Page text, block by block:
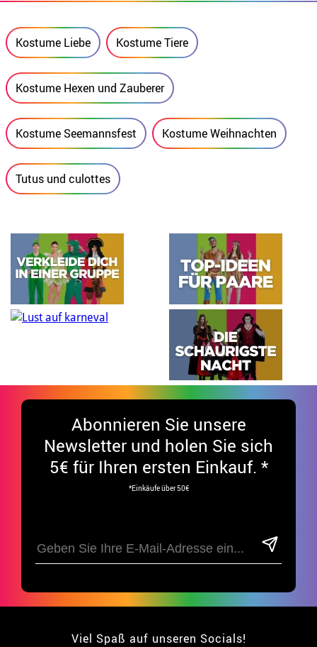
Kostume Liebe Kostume Tiere
Kostume Hexen und Zauberer
Kostume Seemannsfest Kostume Weihnachten
Tutus und culottes
Abonnieren Sie unsere
Newsletter und holen Sie sich
5€ für Ihren ersten Einkauf. *
*Einkäufe über 50€
Viel Spaß auf unseren Socials!